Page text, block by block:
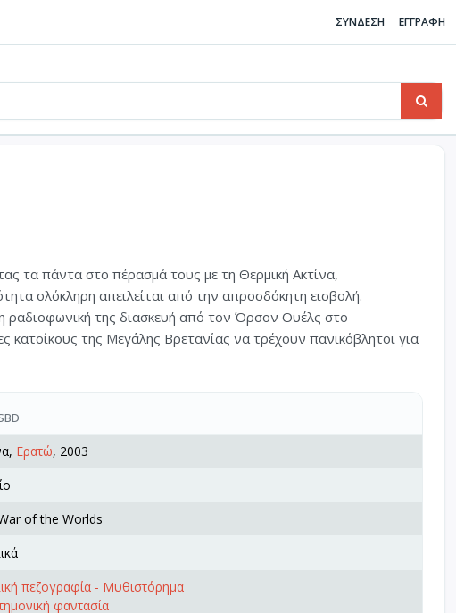
ΣΥΝΔΕΣΗ ΕΓΓΡΑΦΗ
τα πάντα στο πέρασμά τους με τη Θερμική Ακτίνα,
ολόκληρη απειλείται από την απροσδόκητη εισβολή.
ραδιοφωνική της διασκευή από τον Όρσον Ουέλς στο
κατοίκους της Μεγάλης Βρετανίας να τρέχουν πανικόβλητοι για
Ερατώ, 2003
of the Worlds
πεζογραφία - Μυθιστόρημα
φαντασία